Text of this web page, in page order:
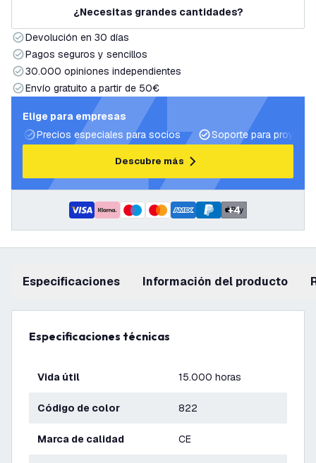
¿Necesitas grandes cantidades?
Devolución en 30 días
Pagos seguros y sencillos
30.000 opiniones independientes
Envío gratuito a partir de 50€
Elige para empresas
Precios especiales para socios
Soporte para
Descubre más
+4
Especificaciones información del producto
Especificaciones técnicas
Vida útil 15.000 horas
Código de color 822
Marca de calidad CE